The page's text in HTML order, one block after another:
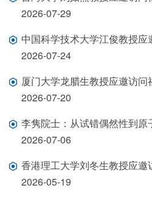
2026-07-29
中国科学技术大学江俊教授
2026-07-24
厦门大学龙腊生教授应邀访问
2026-07-20
李隽院士：从试错偶然性到原
2026-07-06
香港理工大学刘冬生教授应邀
2026-05-19